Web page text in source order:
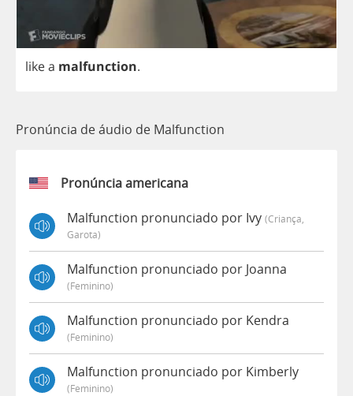
likea malfunction.
Pronúncia de áudio de Malfunction
Pronúncia americana
Malfunction pronunciado por Ivy (criança,
Garota)
Malfunction pronunciado por Joanna
(feminino)
Malfunction pronunciado por Kendra
(feminino)
Malfunction pronunciado por Kimberly
(feminino)